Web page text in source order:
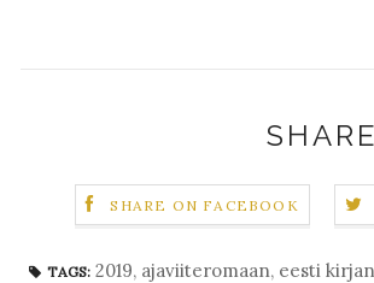
SHARE ON FACEBOOK
TAGS: 2019, ajaviiteromaan, eesti